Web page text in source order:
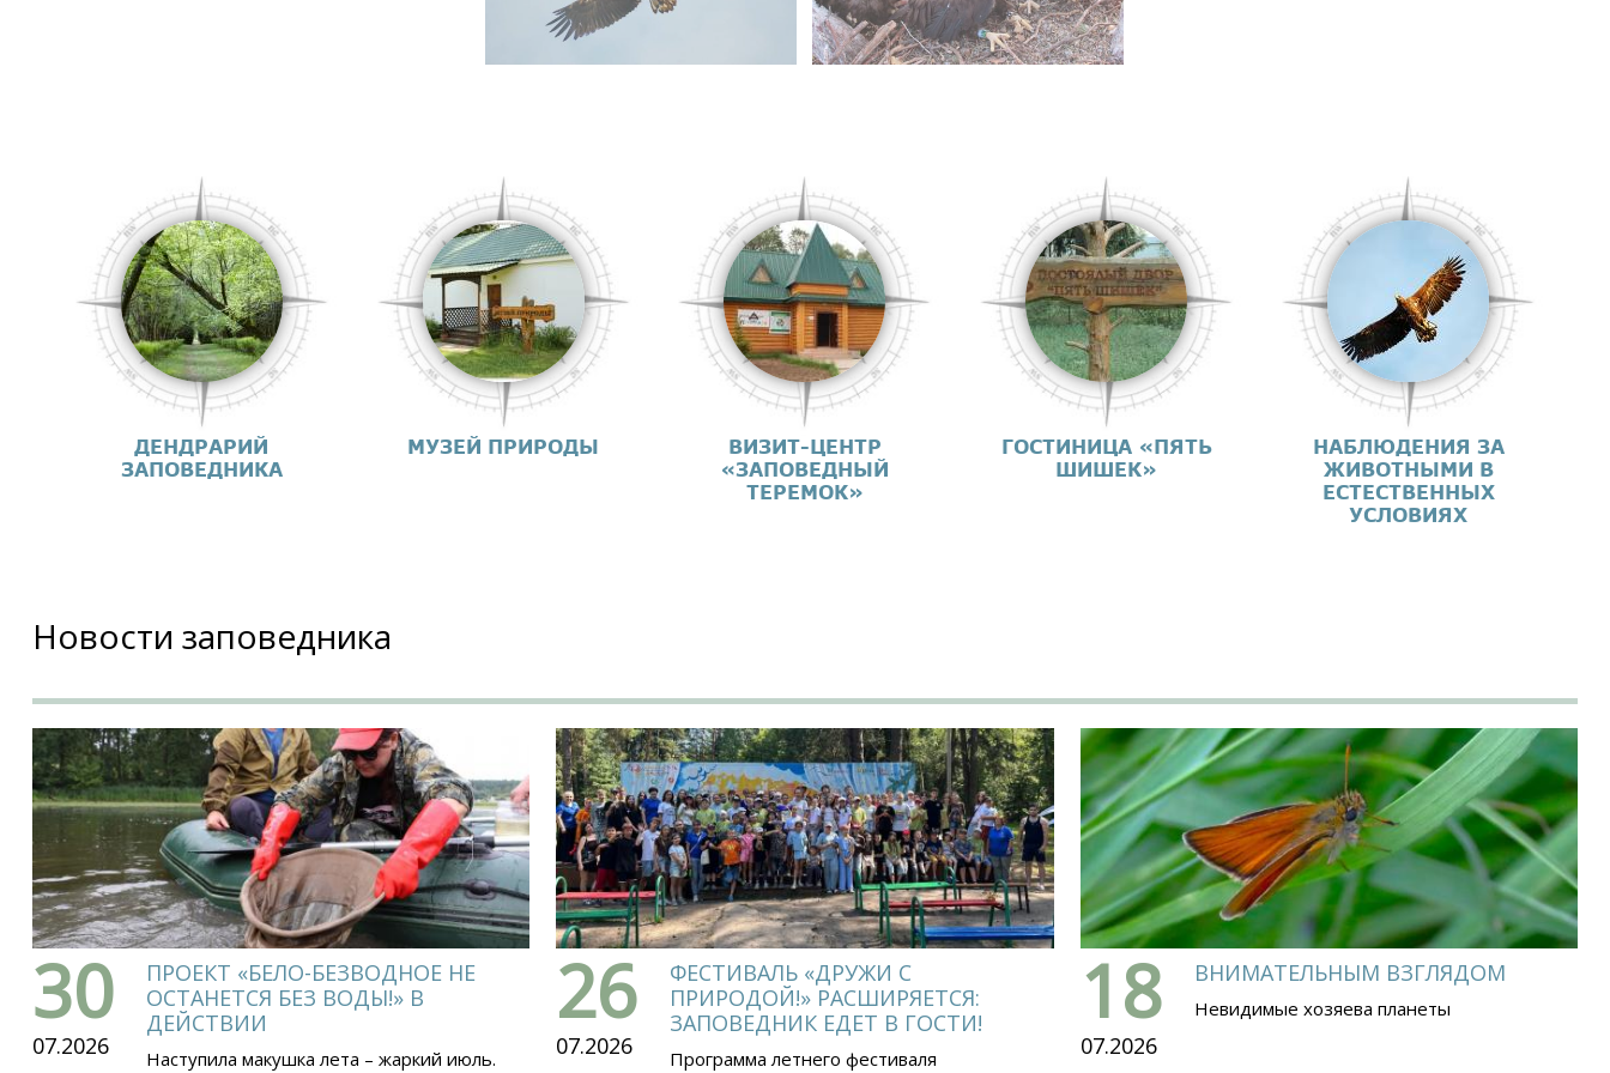
ДЕНДРАРИЙ
ЗАПОВЕДНИКА
МУЗЕЙ ПРИРОДЫ
ВИЗИТ-ЦЕНТР
«ЗАПОВЕДНЫЙ
ТЕРЕМОК»
ГОСТИНИЦА «ПЯТЬ
ШИШЕК»
НАБЛЮДЕНИЯ ЗА
ЖИВОТНЫМИ В
ЕСТЕСТВЕННЫХ
УСЛОВИЯХ
Новости заповедника
30
07.2026
ПРОЕКТ «БЕЛО-БЕЗВОДНОЕ НЕ
ОСТАНЕТСЯ БЕЗ ВОДЫ!» В
ДЕЙСТВИИ
Наступила макушка лета – жаркий июль.
26
07.2026
ФЕСТИВАЛЬ «ДРУЖИ С
ПРИРОДОЙ!» РАСШИРЯЕТСЯ:
ЗАПОВЕДНИК ЕДЕТ В ГОСТИ!
Программа летнего фестиваля
18
07.2026
ВНИМАТЕЛЬНЫМ ВЗГЛЯДОМ
Невидимые хозяева планеты